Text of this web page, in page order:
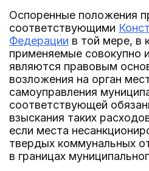
Оспоренные положения
соответствующими
Федерации в той мере, в
применяемые совокупно
являются правовым
возложения на орган
самоуправления
соответствующей
взыскания таких
если места
твердых коммунальных
в границах